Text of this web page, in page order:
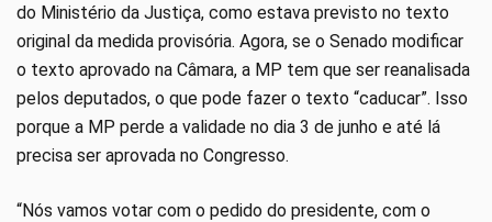
do Ministério da Justiça, como estava previsto no texto
original da medida provisória. Agora, se o Senado modificar
o texto aprovado na Câmara, a MP tem que ser reanalisada
pelos deputados, o que pode fazer o texto “caducar”. Isso
porque a MP perde a validade no dia 3 de junho e até lá
precisa ser aprovada no Congresso.
“Nós vamos votar com o pedido do presidente, com o